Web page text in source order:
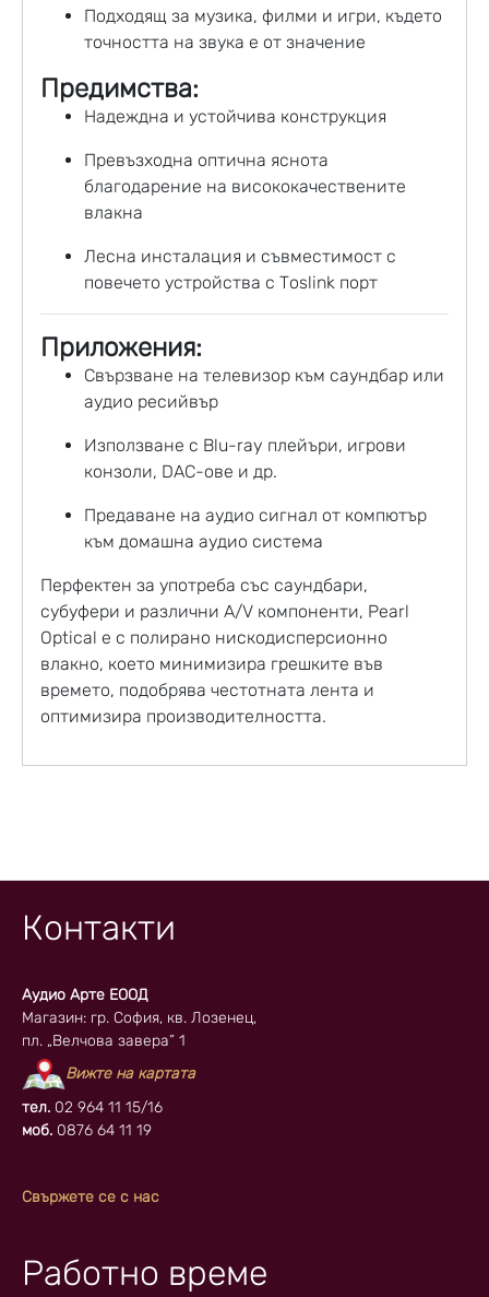
Подходящ за музика, филми и игри, където
точността на звука е от значение
Предимства:
Надеждна и устойчива конструкция
Превъзходна оптична яснота
благодарение на висококачествените
влакна
Лесна инсталация и съвместимост с
повечето устройства с Toslink порт
Приложения:
Свързване на телевизор към саундбар или
аудио ресийвър
Използване с Blu-ray плейъри, игрови
конзоли, DAC-ове и др.
Предаване на аудио сигнал от компютър
към домашна аудио система
Перфектен за употреба със саундбари,
субуфери и различни A/V компоненти, Pearl
Optical е с полирано нискодисперсионно
влакно, което минимизира грешките във
времето, подобрява честотната лента и
оптимизира производителността.
Контакти
Аудио Арте ЕООД
Магазин: гр. София, кв. Лозенец,
пл. „Велчова завера” 1
Вижте на картата
тел. 02 964 11 15/16
моб. 0876 64 11 19
Свържете се с нас
Работно време